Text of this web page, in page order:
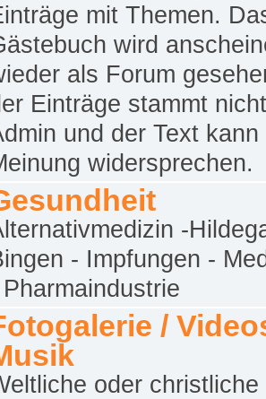
mit Themen.
wird
als Forum
Einträge stammt
und der Text kann
widersprechen.
-
- Impfungen -
/
oder christliche